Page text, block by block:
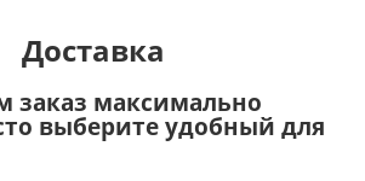
Доставка
заказ максимально
выберите удобный для